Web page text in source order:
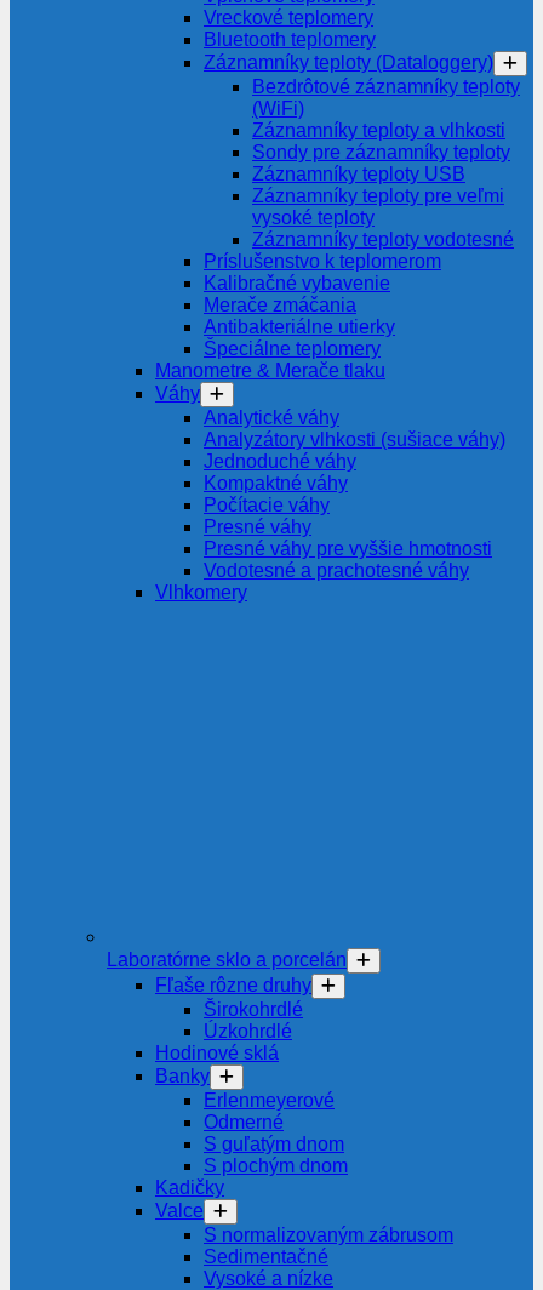
Vreckové teplomery
Bluetooth teplomery
Záznamníky teploty (Dataloggery)
Bezdrôtové záznamníky teploty
(WiFi)
Záznamníky teploty a vlhkosti
Sondy pre záznamníky teploty
Záznamníky teploty USB
Záznamníky teploty pre veľmi
vysoké teploty
Záznamníky teploty vodotesné
Príslušenstvo k teplomerom
Kalibračné vybavenie
Merače zmáčania
Antibakteriálne utierky
Špeciálne teplomery
Manometre & Merače tlaku
Váhy
Analytické váhy
Analyzátory vlhkosti (sušiace váhy)
Jednoduché váhy
Kompaktné váhy
Počítacie váhy
Presné váhy
Presné váhy pre vyššie hmotnosti
Vodotesné a prachotesné váhy
Vlhkomery
Laboratórne sklo a porcelán
Fľaše rôzne druhy
Širokohrdlé
Úzkohrdlé
Hodinové sklá
Banky
Erlenmeyerové
Odmerné
S guľatým dnom
S plochým dnom
Kadičky
Valce
S normalizovaným zábrusom
Sedimentačné
Vysoké a nízke